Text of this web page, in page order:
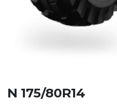
N 175/80R14